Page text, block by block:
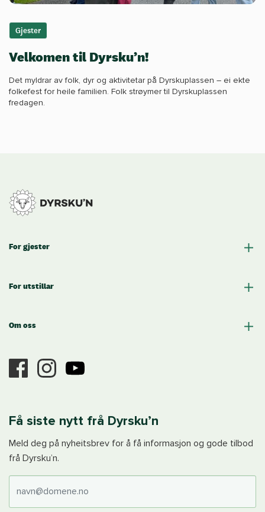
Gjester
Velkomen til Dyrsku’n!
Det myldrar av folk, dyr og aktivitetar på Dyrskuplassen – ei ekte
folkefest for heile familien. Folk strøymer til Dyrskuplassen
fredagen.
For gjester
For utstillar
Om oss
Få siste nytt frå Dyrsku’n
Meld deg på nyheitsbrev for å få informasjon og gode tilbod
frå Dyrsku’n.